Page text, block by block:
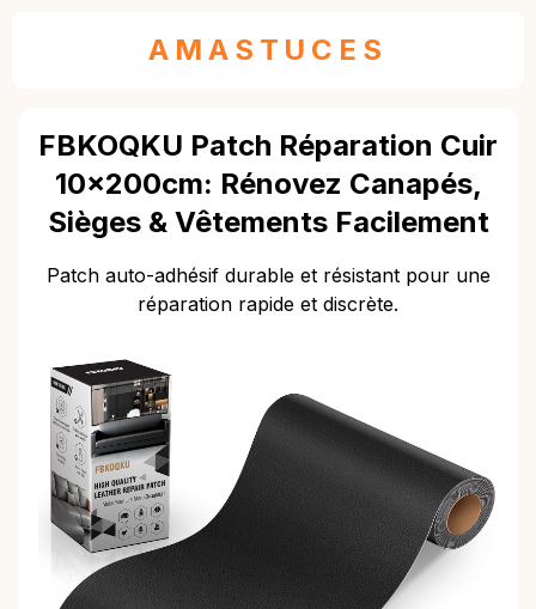
AMASTUCES
FBKOQKU Patch Réparation Cuir
10x200cm: Rénovez Canapés,
Sièges & Vêtements Facilement
Patch auto-adhésif durable et résistant pour une
réparation rapide et discrète.